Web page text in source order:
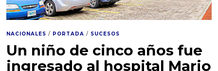
NACIONALES / PORTADA / SUCESOS
Un niño de cinco años fue
ingresado al hospital Mario